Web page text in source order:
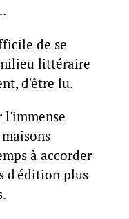
de se
littéraire
d'être lu.
l'immense
à accorder
d'édition plus